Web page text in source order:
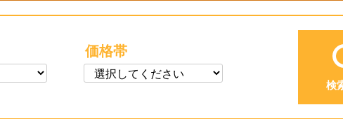
価格帯